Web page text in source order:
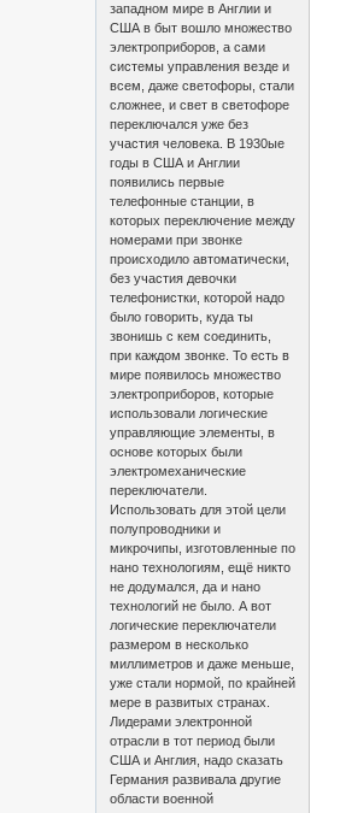
западном мире в Англии и
США в быт вошло множество
электроприборов, а сами
системы управления везде и
всем, даже светофоры, стали
сложнее, и свет в светофоре
переключался уже без
участия человека. В 1930ые
годы в США и Англии
появились первые
телефонные станции, в
которых переключение между
номерами при звонке
происходило автоматически,
без участия девочки
телефонистки, которой надо
было говорить, куда ты
звонишь с кем соединить,
при каждом звонке. То есть в
мире появилось множество
электроприборов, которые
использовали логические
управляющие элементы, в
основе которых были
электромеханические
переключатели.
Использовать для этой цели
полупроводники и
микрочипы, изготовленные по
нано технологиям, ещё никто
не додумался, да и нано
технологий не было. А вот
логические переключатели
размером в несколько
миллиметров и даже меньше,
уже стали нормой, по крайней
мере в развитых странах.
Лидерами электронной
отрасли в тот период были
США и Англия, надо сказать
Германия развивала другие
области военной